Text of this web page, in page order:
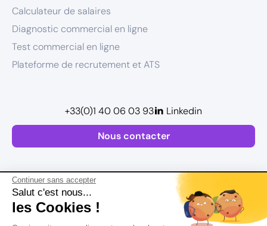
Continuer sans accepter
Salut c'est nous...
les Cookies !
Calculateur de salaires
Diagnostic commercial en ligne
Test commercial en ligne
Plateforme de recrutement et ATS
Nous contacter
+33(0)1 40 06 03 93 Linkedin